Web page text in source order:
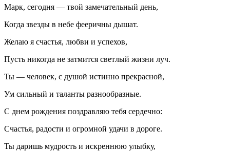
Марк, сегодня — твой замечательный день,
Когда звезды в небе фееричны дышат.
Желаю я счастья, любви и успехов,
Пусть никогда не затмится светлый жизни луч.
Ты — человек, с душой истинно прекрасной,
Ум сильный и таланты разнообразные.
С днем рождения поздравляю тебя сердечно:
Счастья, радости и огромной удачи в дороге.
Ты даришь мудрость и искреннюю улыбку,